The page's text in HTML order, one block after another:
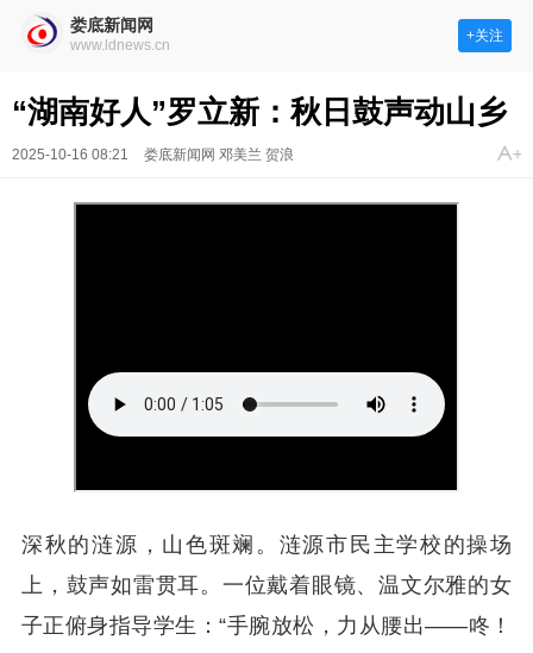
娄底新闻网
www.ldnews.cn
+关注
“湖南好人”罗立新：秋日鼓声动山乡
2025-10-16 08:21 娄底新闻网 邓美兰 贺浪
深秋的涟源，山色斑斓。涟源市民主学校的操场
上，鼓声如雷贯耳。一位戴着眼镜、温文尔雅的女
子正俯身指导学生：“手腕放松，力从腰出——咚！